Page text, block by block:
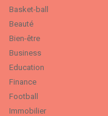
Basket-ball
Beauté
Bien-être
Business
Education
Finance
Football
Immobilier